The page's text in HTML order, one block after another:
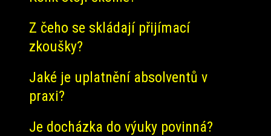
Z čeho se skládají přijímací
zkoušky?
Jaké je uplatnění absolventů v
praxi?
Je docházka do výuky povinná?